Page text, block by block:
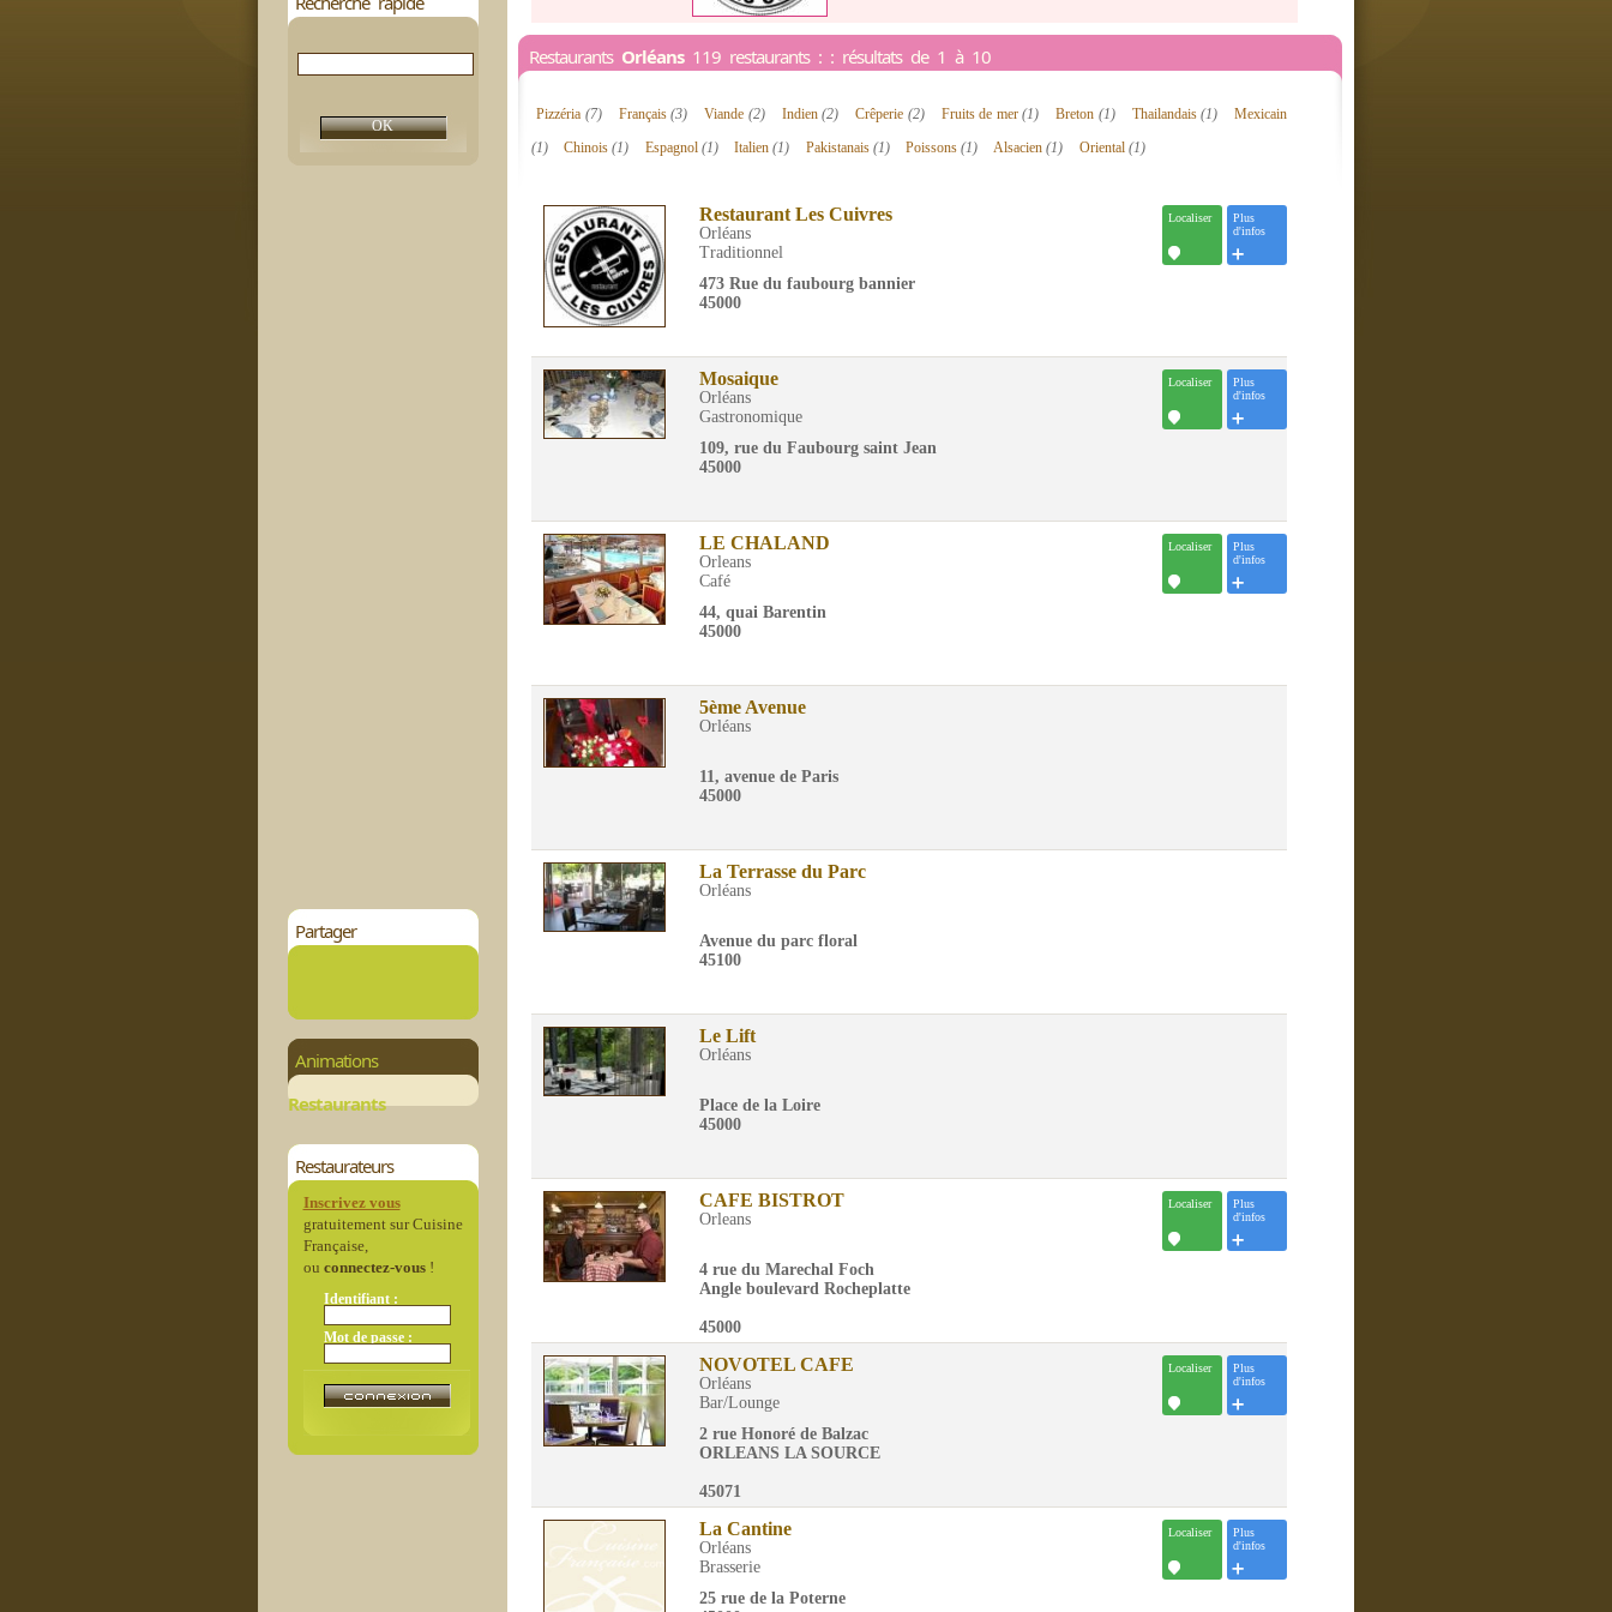
Partager
Animations
Restaurants
Restaurateurs
Inscrivez vous
gratuitement sur Cuisine
Française,
ou connectez-vous!
Identifiant :
Mot de passe :
Restaurants Orléans119 restaurants : : résultats de 1 à 10
Pizzéria (7) Français(3) Viande (2) Indien(2) Crêperie (2) Fruits de mer(1) Breton (1) Thailandais(1)
Mexicain
(1)
Chinois(1) Espagnol (1) Italien(1) Pakistanais (1) Poissons (1) Alsacien(1) Oriental (1)
Restaurant Les Cuivres
Orléans
Traditionnel
473 Rue du faubourg bannier
45000
Plus
d'infos
Localiser
Mosaique
Orléans
Gastronomique
109, rue du Faubourg saint Jean
45000
Plus
d'infos
Localiser
LE CHALAND
Orleans
Café
44, quai Barentin
45000
Plus
d'infos
Localiser
5ème Avenue
Orléans
11, avenue de Paris
45000
La Terrasse du Parc
Orléans
Avenue du parc floral
45100
Le Lift
Orléans
Place de la Loire
45000
CAFE BISTROT
Orleans
4 rue du Marechal Foch
Angle boulevard Rocheplatte
45000
Plus
d'infos
Localiser
NOVOTEL CAFE
Orléans
Bar/Lounge
2 rue Honoré de Balzac
ORLEANS LA SOURCE
45071
Plus
d'infos
Localiser
La Cantine
Orléans
Brasserie
25 rue de la Poterne
Plus
d'infos
Localiser